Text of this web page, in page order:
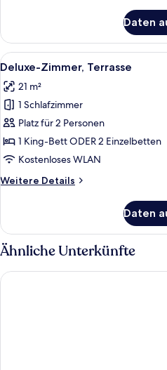
1
Schlafzimmer
Daten
Alle
Fotos
für
Deluxe-
Zimmer,
Terrasse
anzeigen
2
Deluxe-Zimmer, Terrasse
21 m²
1 Schlafzimmer
Platz für 2 Personen
1 King-Bett ODER 2 Einzelbetten
Kostenloses WLAN
Weitere Details
Weitere
Zimmer,
Terrasse
Daten
Ähnliche Unterkünfte
Inkaterra Machu Picchu Pueblo